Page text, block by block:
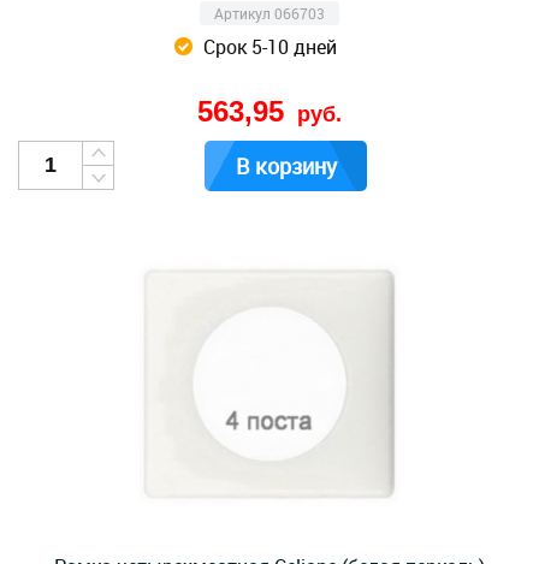
Артикул 066703
Срок 5-10 дней
563,95 руб.
В корзину